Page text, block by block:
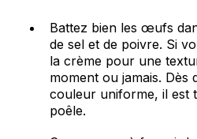
Battez bien les œufs
de sel et de poivre. Si
la crème pour une
moment ou jamais. Dès
couleur uniforme, il est
poêle.